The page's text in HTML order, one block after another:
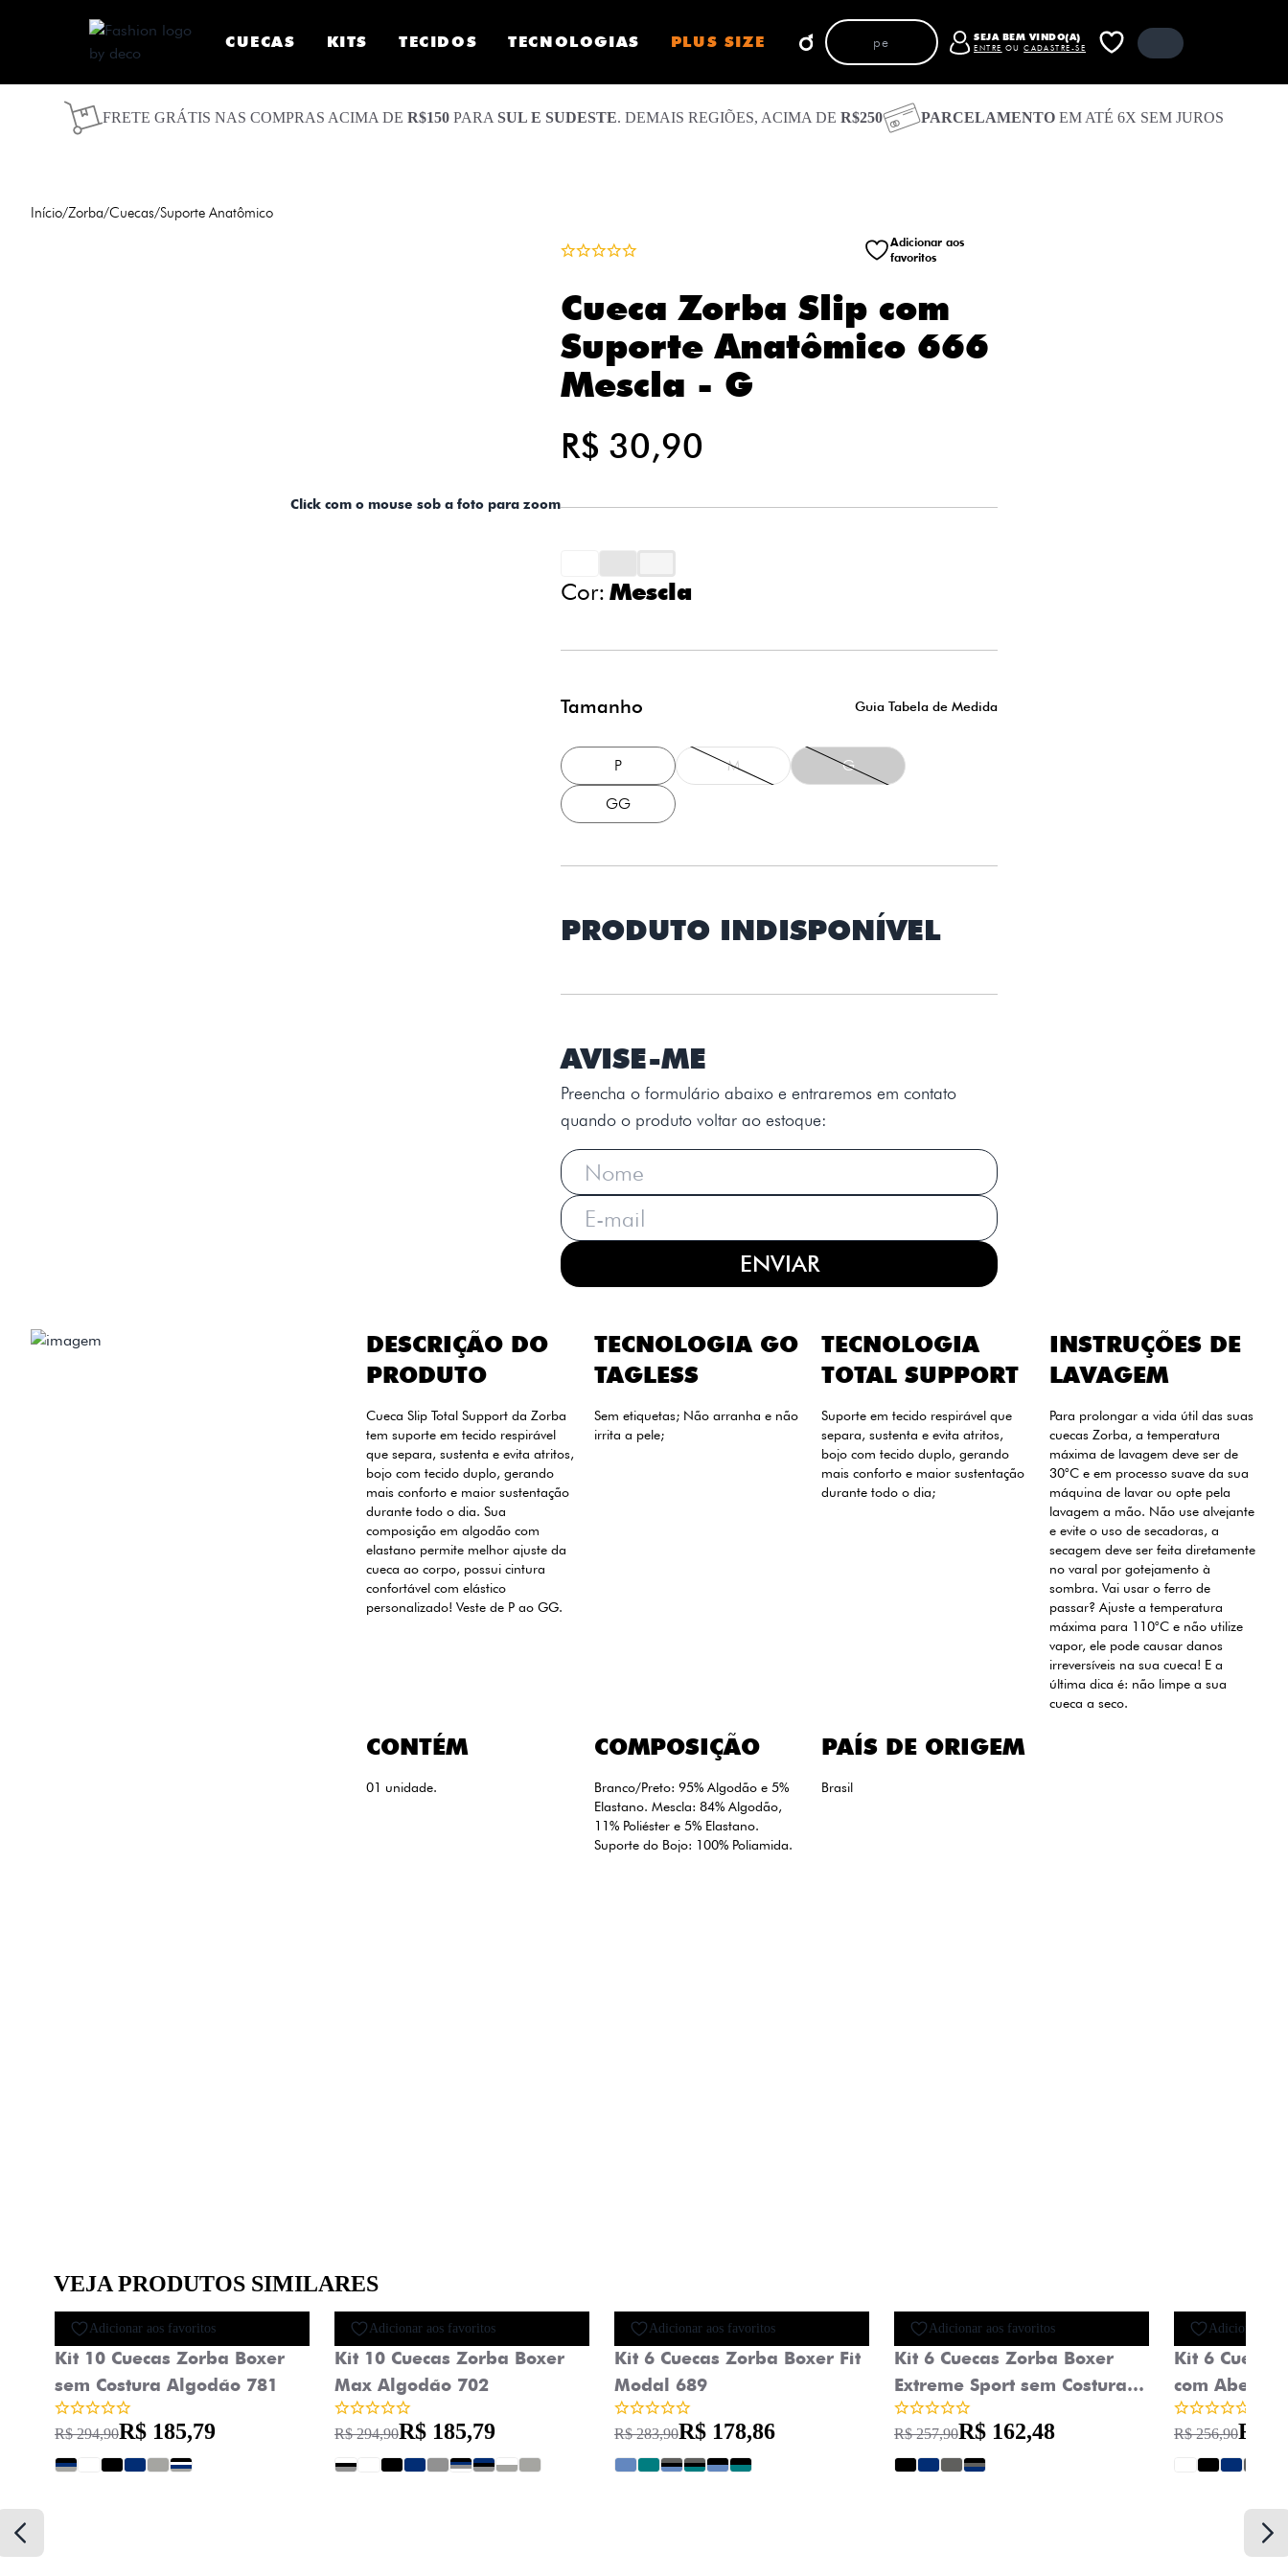
CUECAS KITS TECIDOS TECNOLOGIAS PLUS SIZE SEJA BEM VINDO(A)
ENTRE OUCADASTRE-SE
FRETE GRÁTIS NAS COMPRAS ACIMA DE R$150 PARA SUL E SUDESTE. DEMAIS REGIÕES, ACIMA DE R$250 PARCELAMENTO EM ATÉ 6X SEM JUROS
Início/Zorba/Cuecas/Suporte Anatômico
Click com o mouse sob a foto para zoom
Adicionar aos
favoritos
Cueca Zorba Slip com
Suporte Anatômico 666
Mescla - G
R$ 30,90
Cor: Mescla
Tamanho Guia Tabela de Medida
P M G
GG
PRODUTO INDISPONÍVEL
AVISE-ME
Preencha o formulário abaixo e entraremos em contato
quando o produto voltar ao estoque:
ENVIAR
DESCRIÇÃO DO
PRODUTO
Cueca Slip Total Support da Zorba
tem suporte em tecido respirável
que separa, sustenta e evita atritos,
bojo com tecido duplo, gerando
mais conforto e maior sustentação
durante todo o dia. Sua
composição em algodão com
elastano permite melhor ajuste da
cueca ao corpo, possui cintura
confortável com elástico
personalizado! Veste de P ao GG.
TECNOLOGIA GO
TAGLESS
Sem etiquetas; Não arranha e não
irrita a pele;
TECNOLOGIA
TOTAL SUPPORT
Suporte em tecido respirável que
separa, sustenta e evita atritos,
bojo com tecido duplo, gerando
mais conforto e maior sustentação
durante todo o dia;
INSTRUÇÕES DE
LAVAGEM
Para prolongar a vida útil das suas
cuecas Zorba, a temperatura
máxima de lavagem deve ser de
30°C e em processo suave da sua
máquina de lavar ou opte pela
lavagem a mão. Não use alvejante
e evite o uso de secadoras, a
secagem deve ser feita diretamente
no varal por gotejamento à
sombra. Vai usar o ferro de
passar? Ajuste a temperatura
máxima para 110°C e não utilize
vapor, ele pode causar danos
irreversíveis na sua cueca! E a
última dica é: não limpe a sua
cueca a seco.
CONTÉM
01 unidade.
COMPOSIÇÃO
Branco/Preto: 95% Algodão e 5%
Elastano. Mescla: 84% Algodão,
11% Poliéster e 5% Elastano.
Suporte do Bojo: 100% Poliamida.
PAÍS DE ORIGEM
Brasil
VEJA PRODUTOS SIMILARES
Adicionar aos favoritos
Kit 10 Cuecas Zorba Boxer
sem Costura Algodão 781
R$ 294,90R$ 185,79
? ?
Adicionar aos favoritos
Kit 10 Cuecas Zorba Boxer
Max Algodão 702
R$ 294,90R$ 185,79
? ? ? ?
Adicionar aos favoritos
Kit 6 Cuecas Zorba Boxer Fit
Modal 689
R$ 283,90R$ 178,86
? ? ? ?
Adicionar aos favoritos
Kit 6 Cuecas Zorba Boxer
Extreme Sport sem Costura
Microfibra 836
R$ 257,90R$ 162,48
?
Adicionar aos
Kit 6
com
R$ 256,90R$